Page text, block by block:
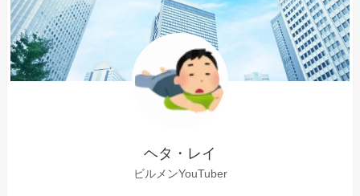
ヘタ・レイ
ビルメンYouTuber